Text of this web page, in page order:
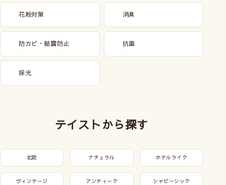
花粉対策 消臭
防カビ・結露防止 抗菌
採光
テイストから探す
北欧 ナチュラル ホテルライク
ヴィンテージ アンティーク シャビーシック